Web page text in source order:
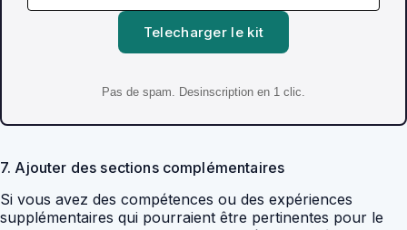
Telecharger le kit
Pas de spam. Desinscription en 1 clic.
7. Ajouter des sections complémentaires
Si vous avez des compétences ou des expériences
supplémentaires qui pourraient être pertinentes pour le